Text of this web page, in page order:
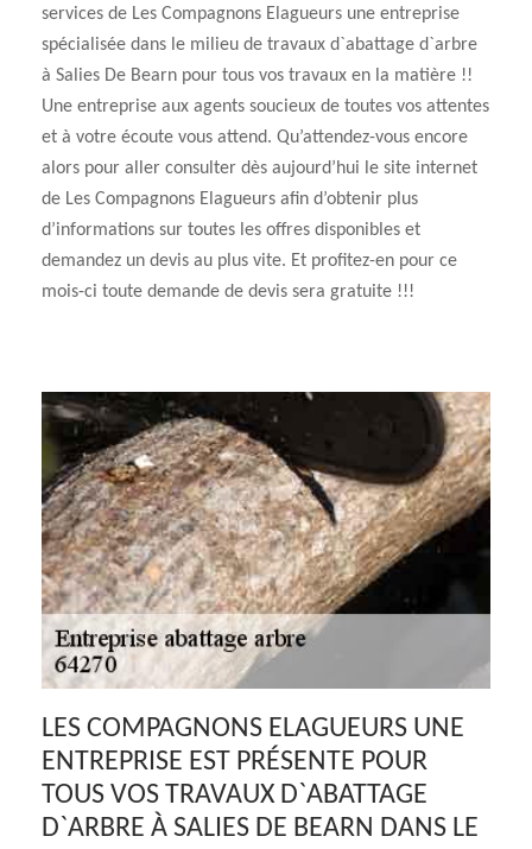
services de Les Compagnons Elagueurs une entreprise
spécialisée dans le milieu de travaux d`abattage d`arbre
à Salies De Bearn pour tous vos travaux en la matière !!
Une entreprise aux agents soucieux de toutes vos attentes
et à votre écoute vous attend. Qu’attendez-vous encore
alors pour aller consulter dès aujourd’hui le site internet
de Les Compagnons Elagueurs afin d’obtenir plus
d’informations sur toutes les offres disponibles et
demandez un devis au plus vite. Et profitez-en pour ce
mois-ci toute demande de devis sera gratuite !!!
LES COMPAGNONS ELAGUEURS UNE
ENTREPRISE EST PRÉSENTE POUR
TOUS VOS TRAVAUX D`ABATTAGE
D`ARBRE À SALIES DE BEARN DANS LE